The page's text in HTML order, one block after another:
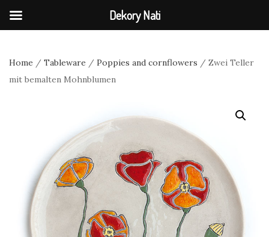
Home / Tableware / Poppies and cornflowers / Zwei Teller
mit bemalten Mohnblumen
Dekory Nati